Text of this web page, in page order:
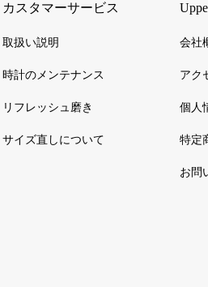
カスタマーサービス
取扱い説明
時計のメンテナンス
リフレッシュ磨き
サイズ直しについて
会社
アク
個人
特定
お問